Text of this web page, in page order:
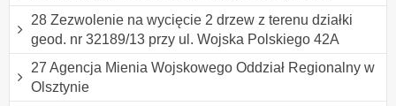
28 Zezwolenie na wycięcie 2 drzew z terenu działki
geod. nr 32189/13 przy ul. Wojska Polskiego 42A
27 Agencja Mienia Wojskowego Oddział Regionalny w
Olsztynie